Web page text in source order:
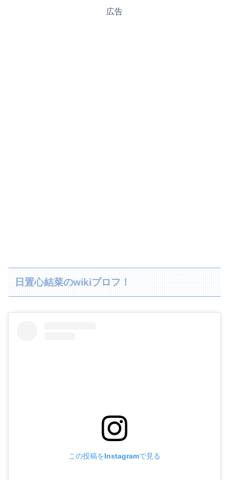
広告
日置心結菜のwikiプロフ！
この投稿をInstagramで見る